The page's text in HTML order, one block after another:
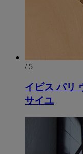
/ 5
イビス パリ
サイユ